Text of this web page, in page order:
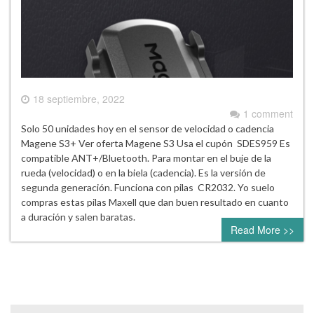
18 septiembre, 2022
1 comment
Solo 50 unidades hoy en el sensor de velocidad o cadencia
Magene S3+ Ver oferta Magene S3 Usa el cupón SDES959 Es
compatible ANT+/Bluetooth. Para montar en el buje de la
rueda (velocidad) o en la biela (cadencia). Es la versión de
segunda generación. Funciona con pilas CR2032. Yo suelo
compras estas pilas Maxell que dan buen resultado en cuanto
a duración y salen baratas.
Read More >>